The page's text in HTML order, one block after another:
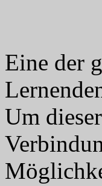
Eine der
Um